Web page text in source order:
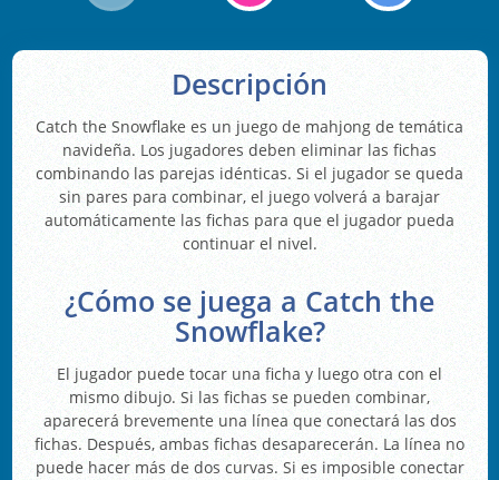
Descripción
Catch the Snowflake es un juego de mahjong de temática
navideña. Los jugadores deben eliminar las fichas
combinando las parejas idénticas. Si el jugador se queda
sin pares para combinar, el juego volverá a barajar
automáticamente las fichas para que el jugador pueda
continuar el nivel.
¿Cómo se juega a Catch the
Snowflake?
El jugador puede tocar una ficha y luego otra con el
mismo dibujo. Si las fichas se pueden combinar,
aparecerá brevemente una línea que conectará las dos
fichas. Después, ambas fichas desaparecerán. La línea no
puede hacer más de dos curvas. Si es imposible conectar